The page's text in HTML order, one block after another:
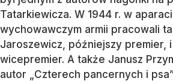
Tatarkiewicza. W 1944 r. w
wychowawczym armii pracowali
Jaroszewicz, późniejszy premier, i
wicepremier. A także Janusz
autor „Czterech pancernych i